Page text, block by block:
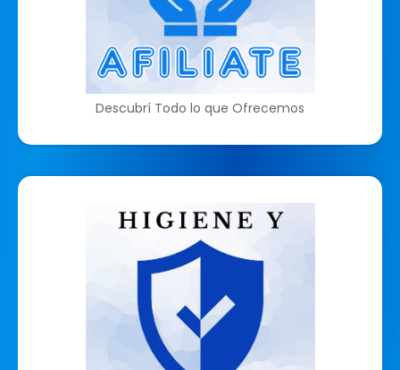
Descubrí Todo lo que Ofrecemos